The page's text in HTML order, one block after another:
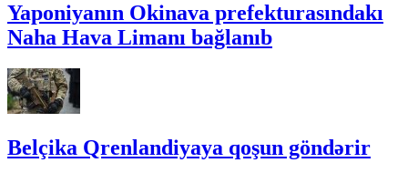
Yaponiyanın Okinava prefekturasındakı
Naha Hava Limanı bağlanıb
Belçika Qrenlandiyaya qoşun göndərir